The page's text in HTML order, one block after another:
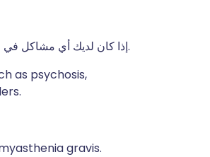
إذا كان لديك أي مشاكل في طريقة عمل الكبد لديك، أو إذا كان لديك أي مشاكل في طريقة عمل الكلى لديك.
as psychosis,
gravis.